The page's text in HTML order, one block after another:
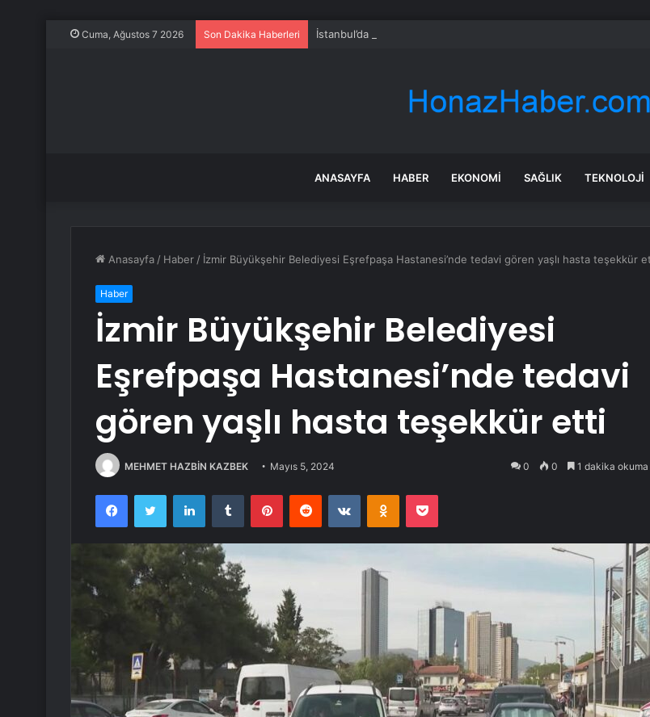
Cuma, Ağustos 7 2026 Son Dakika Haberleri İstanbul’da trafik var mı? SON DAKİKA! 22 Temmuz Çarşamba
ANASAYFA HABER EKONOMI SAĞLIK TEKNOLOJI
Anasayfa / Haber / İzmir Büyükşehir Belediyesi Eşrefpaşa Hastanesi’nde tedavi gören yaşlı hasta teşekkür
Haber
İzmir Büyükşehir Belediyesi
Eşrefpaşa Hastanesi’nde tedavi
gören yaşlı hasta teşekkür etti
MEHMET HAZBİN KAZBEK Mayıs 5, 2024 0 0 1 dakika okuma
FacebookTwitter LinkedInTumblr PinterestReddit VKontakteOdnoklassniki
Pocket